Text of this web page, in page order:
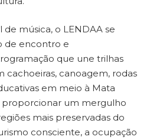
música, o LENDAA se
de encontro e
que une trilhas
cachoeiras, canoagem, rodas
em meio à Mata
proporcionar um mergulho
mais preservadas do
consciente, a ocupação